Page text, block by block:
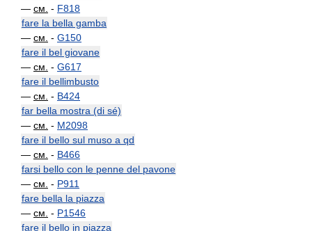
— см. - F818
fare la bella gamba
— см. - G150
fare il bel giovane
— см. - G617
fare il bellimbusto
— см. - B424
far bella mostra (di sé)
— см. - M2098
fare il bello sul muso a qd
— см. - B466
farsi bello con le penne del pavone
— см. - P911
fare bella la piazza
— см. - P1546
fare il bello in piazza